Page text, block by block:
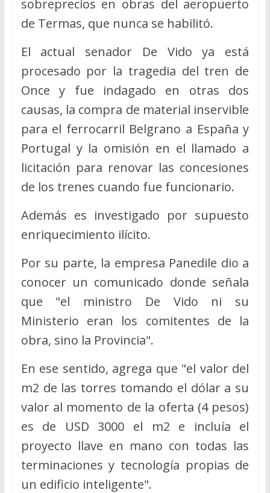
sobreprecios en obras del aeropuerto
de Termas, que nunca se habilitó.
El actual senador De Vido ya está
procesado por la tragedia del tren de
Once y fue indagado en otras dos
causas, la compra de material inservible
para el ferrocarril Belgrano a España y
Portugal y la omisión en el llamado a
licitación para renovar las concesiones
de los trenes cuando fue funcionario.
Además es investigado por supuesto
enriquecimiento ilícito.
Por su parte, la empresa Panedile dio a
conocer un comunicado donde señala
que "el ministro De Vido ni su
Ministerio eran los comitentes de la
obra, sino la Provincia".
En ese sentido, agrega que "el valor del
m2 de las torres tomando el dólar a su
valor al momento de la oferta (4 pesos)
es de USD 3000 el m2 e incluía el
proyecto llave en mano con todas las
terminaciones y tecnología propias de
un edificio inteligente".